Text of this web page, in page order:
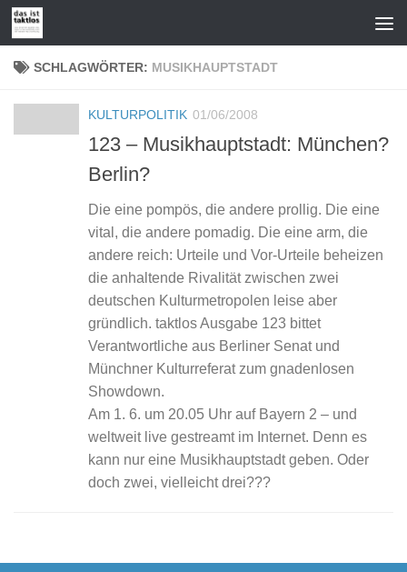
Zum Inhalt springen
SCHLAGWÖRTER: MUSIKHAUPTSTADT
KULTURPOLITIK 01/06/2008
123 – Musikhauptstadt: München?
Berlin?
Die eine pompös, die andere prollig. Die eine
vital, die andere pomadig. Die eine arm, die
andere reich: Urteile und Vor-Urteile beheizen
die anhaltende Rivalität zwischen zwei
deutschen Kulturmetropolen leise aber
gründlich. taktlos Ausgabe 123 bittet
Verantwortliche aus Berliner Senat und
Münchner Kulturreferat zum gnadenlosen
Showdown.
Am 1. 6. um 20.05 Uhr auf Bayern 2 – und
weltweit live gestreamt im Internet. Denn es
kann nur eine Musikhauptstadt geben. Oder
doch zwei, vielleicht drei???